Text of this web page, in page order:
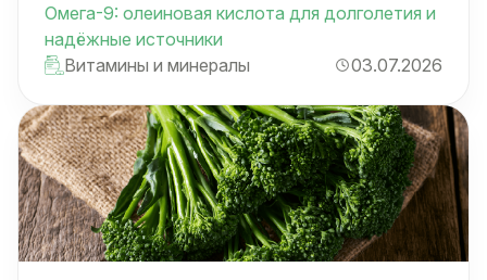
Омега-9: олеиновая кислота для долголетия и
надёжные источники
Витамины и минералы
03.07.2026